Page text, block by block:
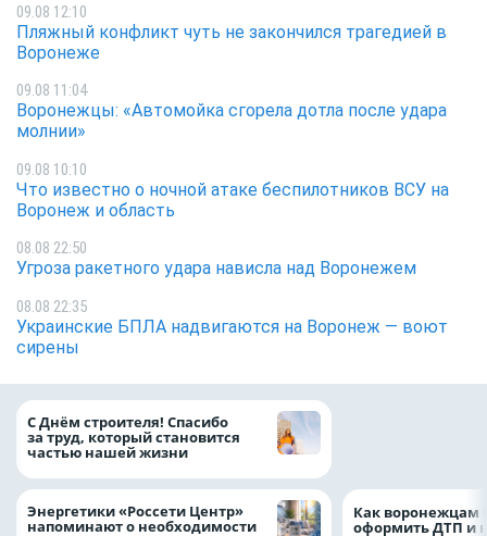
09.08 12:10
Пляжный конфликт чуть не закончился трагедией в
Воронеже
09.08 11:04
Воронежцы: «Автомойка сгорела дотла после удара
молнии»
09.08 10:10
Что известно о ночной атаке беспилотников ВСУ на
Воронеж и область
08.08 22:50
Угроза ракетного удара нависла над Воронежем
08.08 22:35
Украинские БПЛА надвигаются на Воронеж — воют
сирены
С Днём строителя! Спасибо
за труд, который становится
частью нашей жизни
Энергетики «Россети Центр»
напоминают о необходимости
Как воронежцам
оформить ДТП и